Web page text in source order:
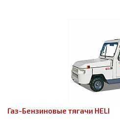
Газ-Бензиновые тягачи HELI